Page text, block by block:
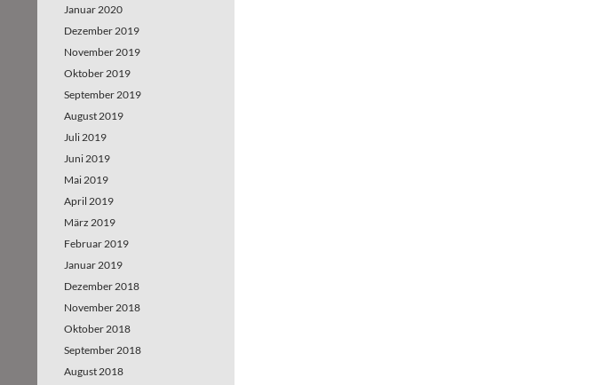
Januar 2020
Dezember 2019
November 2019
Oktober 2019
September 2019
August 2019
Juli 2019
Juni 2019
Mai 2019
April 2019
März 2019
Februar 2019
Januar 2019
Dezember 2018
November 2018
Oktober 2018
September 2018
August 2018